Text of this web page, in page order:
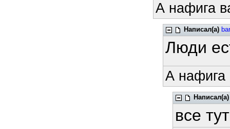
А нафига
Написал(а)
Люди
А нафига
Написал(а)
все тут